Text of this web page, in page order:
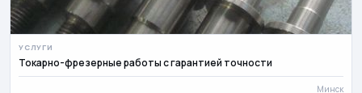
УСЛУГИ
Токарно-фрезерные работы с гарантией точности
Минск